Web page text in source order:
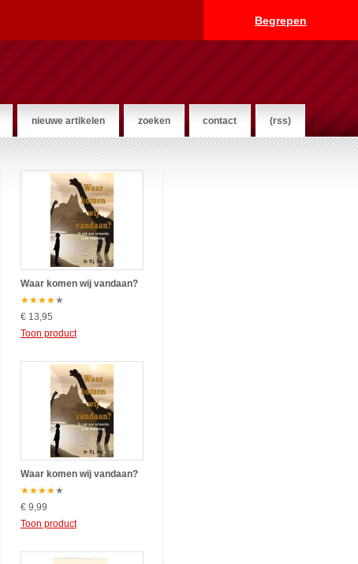
Begrepen
nieuwe artikelen zoeken contact (rss)
Waar komen wij vandaan?
★★★★★
€ 13,95
Toon product
Waar komen wij vandaan?
★★★★★
€ 9,99
Toon product